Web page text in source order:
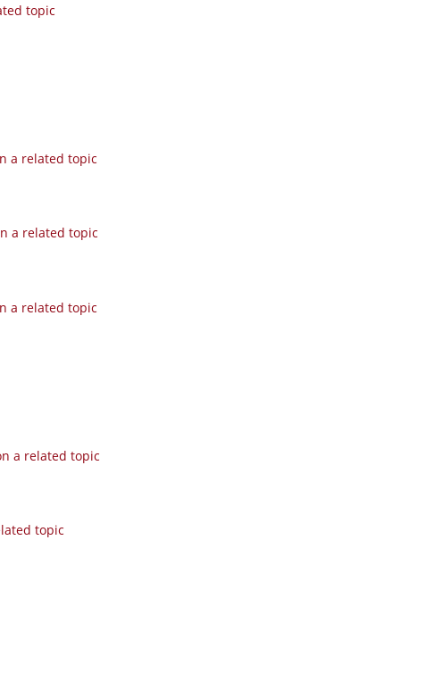
topic
a related topic
a related topic
a related topic
a related topic
topic